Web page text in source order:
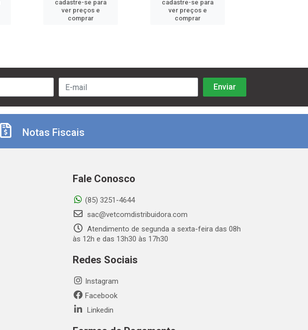
cadastre-se para
ver preços e
comprar
cadastre-se para
ver preços e
comprar
Notas Fiscais
Fale Conosco
(85) 3251-4644
sac@vetcomdistribuidora.com
Atendimento de segunda a sexta-feira das 08h
às 12h e das 13h30 às 17h30
Redes Sociais
Instagram
Facebook
Linkedin